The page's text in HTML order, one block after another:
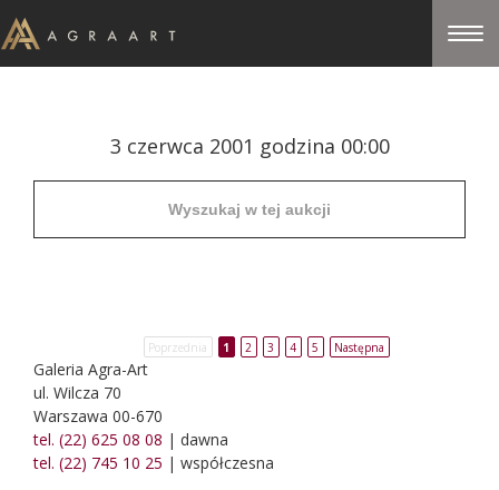
3 czerwca 2001 godzina 00:00
Poprzednia 1 2 3 4 5 Następna
Galeria Agra-Art
ul. Wilcza 70
Warszawa 00-670
tel. (22) 625 08 08 | dawna
tel. (22) 745 10 25 | współczesna